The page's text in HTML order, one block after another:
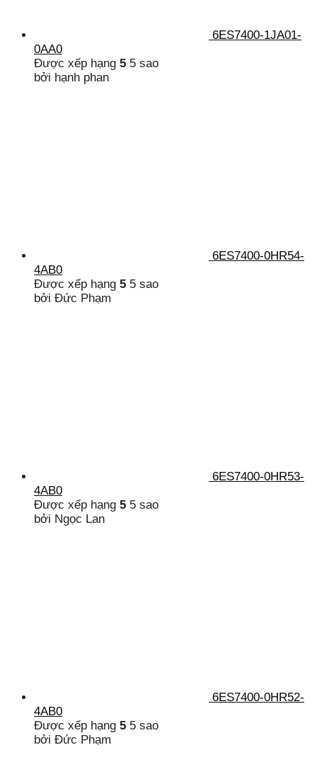
6ES7400-1JA01-
0AA0
Được xếp hạng 5 5 sao
bởi hạnh phan
6ES7400-0HR54-
4AB0
Được xếp hạng 5 5 sao
bởi Đức Phạm
6ES7400-0HR53-
4AB0
Được xếp hạng 5 5 sao
bởi Ngọc Lan
6ES7400-0HR52-
4AB0
Được xếp hạng 5 5 sao
bởi Đức Phạm